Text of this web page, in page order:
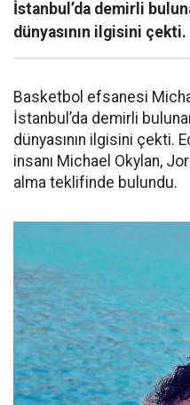
İstanbul’da demirli
dünyasının ilgisini çekti.
Basketbol efsanesi
İstanbul’da demirli
dünyasının ilgisini çekti.
insanı Michael Okylan,
alma teklifinde bulundu.